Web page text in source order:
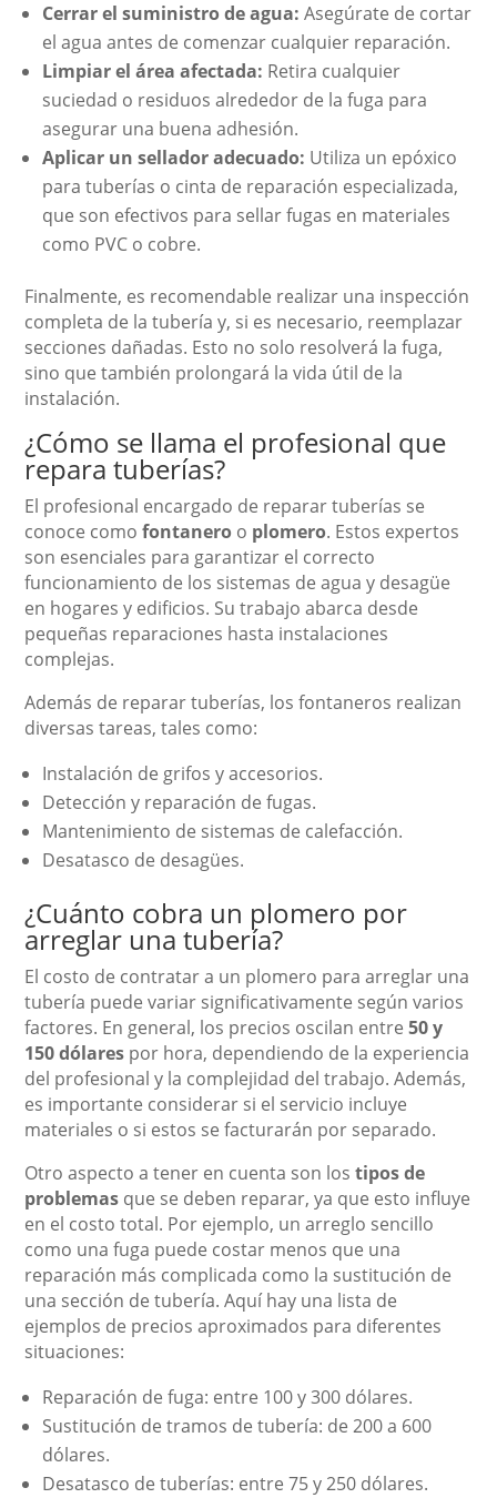
Cerrar el suministro de agua: Asegúrate de cortar
el agua antes de comenzar cualquier reparación.
Limpiar el área afectada: Retira cualquier
suciedad o residuos alrededor de la fuga para
asegurar una buena adhesión.
Aplicar un sellador adecuado: Utiliza un epóxico
para tuberías o cinta de reparación especializada,
que son efectivos para sellar fugas en materiales
como PVC o cobre.
Finalmente, es recomendable realizar una inspección
completa de la tubería y, si es necesario, reemplazar
secciones dañadas. Esto no solo resolverá la fuga,
sino que también prolongará la vida útil de la
instalación.
¿Cómo se llama el profesional que
repara tuberías?
El profesional encargado de reparar tuberías se
conoce comofontanero o plomero. Estos expertos
son esenciales para garantizar el correcto
funcionamiento de los sistemas de agua y desagüe
en hogares y edificios. Su trabajo abarca desde
pequeñas reparaciones hasta instalaciones
complejas.
Además de reparar tuberías, los fontaneros realizan
diversas tareas, tales como:
Instalación de grifos y accesorios.
Detección y reparación de fugas.
Mantenimiento de sistemas de calefacción.
Desatasco de desagües.
¿Cuánto cobra un plomero por
arreglar una tubería?
El costo de contratar a un plomero para arreglar una
tubería puede variar significativamente según varios
factores. En general, los precios oscilan entre50 y
150 dólares por hora, dependiendo de la experiencia
del profesional y la complejidad del trabajo. Además,
es importante considerar si el servicio incluye
materiales o si estos se facturarán por separado.
Otro aspecto a tener en cuenta son lostipos de
problemas que se deben reparar, ya que esto influye
en el costo total. Por ejemplo, un arreglo sencillo
como una fuga puede costar menos que una
reparación más complicada como la sustitución de
una sección de tubería. Aquí hay una lista de
ejemplos de precios aproximados para diferentes
situaciones:
Reparación de fuga: entre 100 y 300 dólares.
Sustitución de tramos de tubería: de 200 a 600
dólares.
Desatasco de tuberías: entre 75 y 250 dólares.